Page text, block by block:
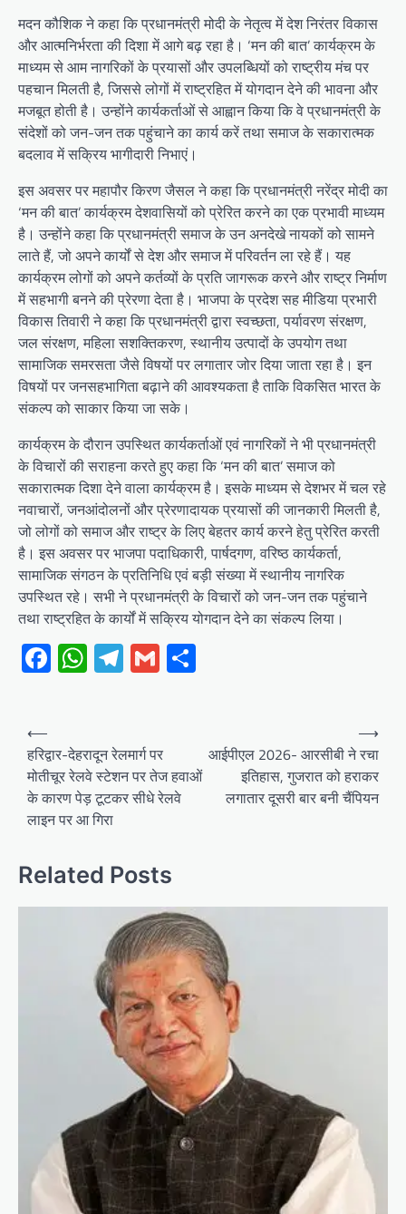
मदन कौशिक ने कहा कि प्रधानमंत्री मोदी के नेतृत्व में देश निरंतर विकास
और आत्मनिर्भरता की दिशा में आगे बढ़ रहा है। ‘मन की बात’ कार्यक्रम के
माध्यम से आम नागरिकों के प्रयासों और उपलब्धियों को राष्ट्रीय मंच पर
पहचान मिलती है, जिससे लोगों में राष्ट्रहित में योगदान देने की भावना और
मजबूत होती है। उन्होंने कार्यकर्ताओं से आह्वान किया कि वे प्रधानमंत्री के
संदेशों को जन-जन तक पहुंचाने का कार्य करें तथा समाज के सकारात्मक
बदलाव में सक्रिय भागीदारी निभाएं।
इस अवसर पर महापौर किरण जैसल ने कहा कि प्रधानमंत्री नरेंद्र मोदी का
‘मन की बात’ कार्यक्रम देशवासियों को प्रेरित करने का एक प्रभावी माध्यम
है। उन्होंने कहा कि प्रधानमंत्री समाज के उन अनदेखे नायकों को सामने
लाते हैं, जो अपने कार्यों से देश और समाज में परिवर्तन ला रहे हैं। यह
कार्यक्रम लोगों को अपने कर्तव्यों के प्रति जागरूक करने और राष्ट्र निर्माण
में सहभागी बनने की प्रेरणा देता है। भाजपा के प्रदेश सह मीडिया प्रभारी
विकास तिवारी ने कहा कि प्रधानमंत्री द्वारा स्वच्छता, पर्यावरण संरक्षण,
जल संरक्षण, महिला सशक्तिकरण, स्थानीय उत्पादों के उपयोग तथा
सामाजिक समरसता जैसे विषयों पर लगातार जोर दिया जाता रहा है। इन
विषयों पर जनसहभागिता बढ़ाने की आवश्यकता है ताकि विकसित भारत के
संकल्प को साकार किया जा सके।
कार्यक्रम के दौरान उपस्थित कार्यकर्ताओं एवं नागरिकों ने भी प्रधानमंत्री
के विचारों की सराहना करते हुए कहा कि ‘मन की बात’ समाज को
सकारात्मक दिशा देने वाला कार्यक्रम है। इसके माध्यम से देशभर में चल रहे
नवाचारों, जनआंदोलनों और प्रेरणादायक प्रयासों की जानकारी मिलती है,
जो लोगों को समाज और राष्ट्र के लिए बेहतर कार्य करने हेतु प्रेरित करती
है। इस अवसर पर भाजपा पदाधिकारी, पार्षदगण, वरिष्ठ कार्यकर्ता,
सामाजिक संगठन के प्रतिनिधि एवं बड़ी संख्या में स्थानीय नागरिक
उपस्थित रहे। सभी ने प्रधानमंत्री के विचारों को जन-जन तक पहुंचाने
तथा राष्ट्रहित के कार्यों में सक्रिय योगदान देने का संकल्प लिया।
Facebook
WhatsApp
Telegram
Gmail
Post
navigation
⟵
हरिद्वार-देहरादून रेलमार्ग पर
मोतीचूर रेलवे स्टेशन पर तेज हवाओं
के कारण पेड़ टूटकर सीधे रेलवे
लाइन पर आ गिरा
आईपीएल 2026- आरसीबी ने रचा
इतिहास, गुजरात को हराकर
लगातार दूसरी बार बनी चैंपियन
⟶
Related Posts